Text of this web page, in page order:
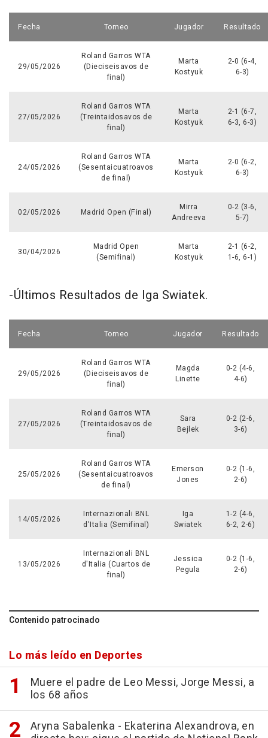
Fecha Torneo Jugador Resultado
29/05/2026
Roland Garros WTA
(Dieciseisavos de
final)
Marta
Kostyuk
2-0 (6-4,
6-3)
27/05/2026
Roland Garros WTA
(Treintaidosavos de
final)
Marta
Kostyuk
2-1 (6-7,
6-3, 6-3)
24/05/2026
Roland Garros WTA
(Sesentaicuatroavos
de final)
Marta
Kostyuk
2-0 (6-2,
6-3)
02/05/2026 Madrid Open (Final)
Mirra
Andreeva
0-2 (3-6,
5-7)
30/04/2026
Madrid Open
(Semifinal)
Marta
Kostyuk
2-1 (6-2,
1-6, 6-1)
-Últimos Resultados de Iga Swiatek.
Fecha Torneo Jugador Resultado
29/05/2026
Roland Garros WTA
(Dieciseisavos de
final)
Magda
Linette
0-2 (4-6,
4-6)
27/05/2026
Roland Garros WTA
(Treintaidosavos de
final)
Sara
Bejlek
0-2 (2-6,
3-6)
25/05/2026
Roland Garros WTA
(Sesentaicuatroavos
de final)
Emerson
Jones
0-2 (1-6,
2-6)
14/05/2026
Internazionali BNL
d'Italia (Semifinal)
Iga
Swiatek
1-2 (4-6,
6-2, 2-6)
13/05/2026
Internazionali BNL
d'Italia (Cuartos de
final)
Jessica
Pegula
0-2 (1-6,
2-6)
Contenido patrocinado
Lo más leído en Deportes
Muere el padre de Leo Messi, Jorge Messi, a
los 68 años
Aryna Sabalenka - Ekaterina Alexandrova, en